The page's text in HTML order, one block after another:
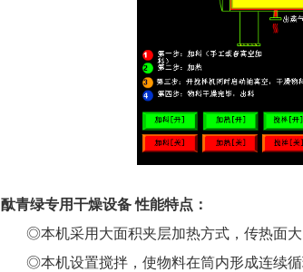
酞青绿专用干燥设备 性能特点：
◎本机采用大面积夹层加热方式，传热面大
◎本机设置搅拌，使物料在筒内形成连续循